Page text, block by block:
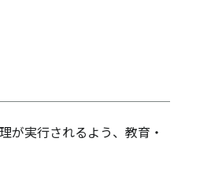
が実行されるよう、教育・